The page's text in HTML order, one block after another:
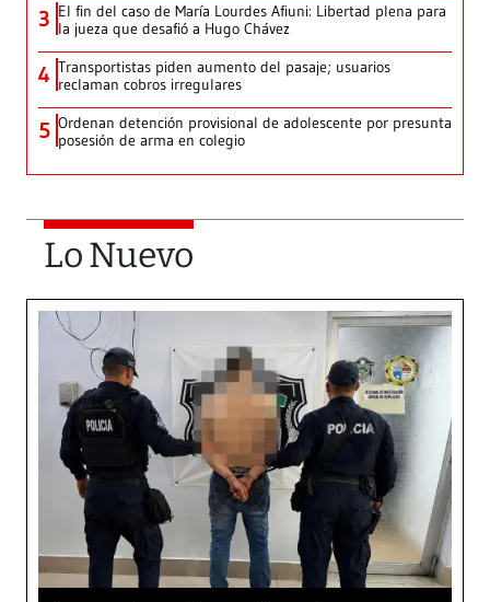
3 El fin del caso de María Lourdes Afiuni: Libertad plena para
la jueza que desafió a Hugo Chávez
4 Transportistas piden aumento del pasaje; usuarios
reclaman cobros irregulares
5 Ordenan detención provisional de adolescente por presunta
posesión de arma en colegio
Lo Nuevo